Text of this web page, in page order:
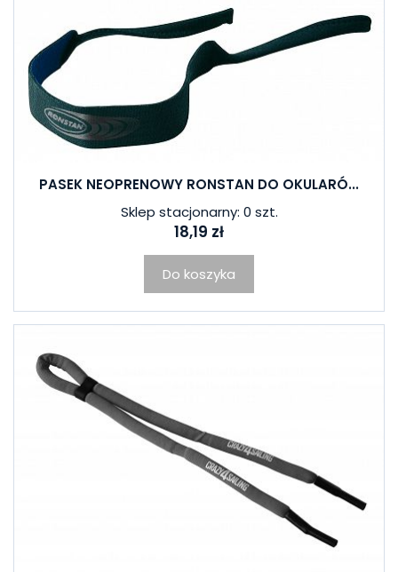
PASEK NEOPRENOWY RONSTAN DO OKULARÓ...
Sklep stacjonarny: 0 szt.
18,19 zł
Do koszyka